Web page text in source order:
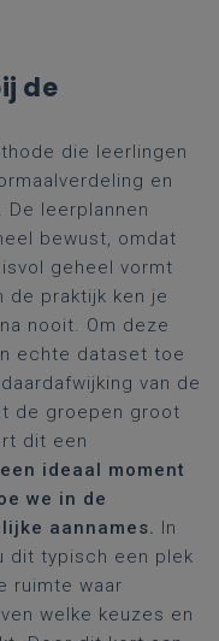
de
die leerlingen
en
De leerplannen
bewust, omdat
geheel vormt
de praktijk ken je
nooit. Om deze
echte dataset toe
van de
de groepen groot
dit een
ideaal moment
we in de
aannames. In
dit typisch een plek
ruimte waar
welke keuzes en